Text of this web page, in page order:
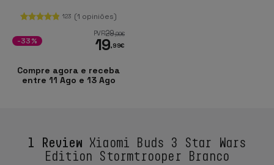
123 (1 opiniões)
PVR29,99€
19,99€
-33%
Compre agora e receba
entre 11 Ago e 13 Ago
1 ReviewXiaomi Buds 3 Star Wars
Edition Stormtrooper Branco